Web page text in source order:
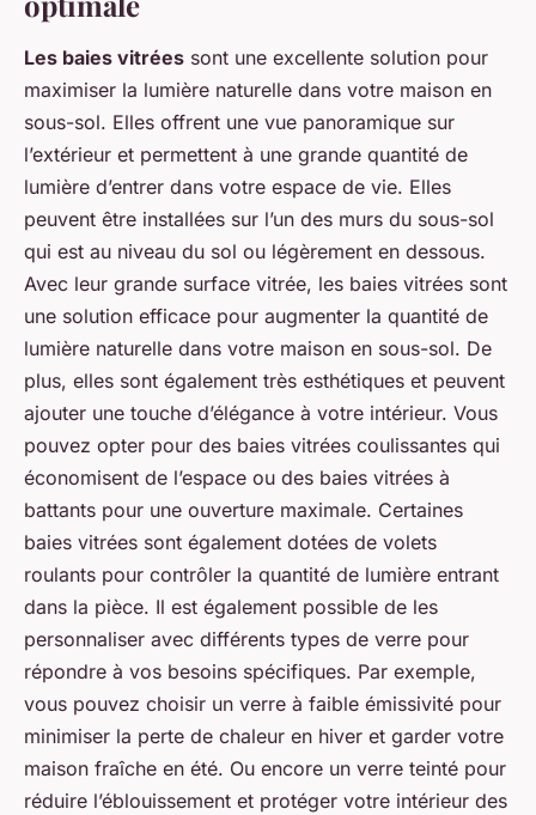
Les baies vitrées sont une excellente solution pour
maximiser la lumière naturelle dans votre maison en
sous-sol. Elles offrent une vue panoramique sur
l’extérieur et permettent à une grande quantité de
lumière d’entrer dans votre espace de vie. Elles
peuvent être installées sur l’un des murs du sous-sol
qui est au niveau du sol ou légèrement en dessous.
Avec leur grande surface vitrée, les baies vitrées sont
une solution efficace pour augmenter la quantité de
lumière naturelle dans votre maison en sous-sol. De
plus, elles sont également très esthétiques et peuvent
ajouter une touche d’élégance à votre intérieur. Vous
pouvez opter pour des baies vitrées coulissantes qui
économisent de l’espace ou des baies vitrées à
battants pour une ouverture maximale. Certaines
baies vitrées sont également dotées de volets
roulants pour contrôler la quantité de lumière entrant
dans la pièce. Il est également possible de les
personnaliser avec différents types de verre pour
répondre à vos besoins spécifiques. Par exemple,
vous pouvez choisir un verre à faible émissivité pour
minimiser la perte de chaleur en hiver et garder votre
maison fraîche en été. Ou encore un verre teinté pour
réduire l’éblouissement et protéger votre intérieur des